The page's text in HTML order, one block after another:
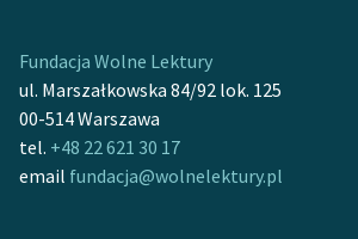
Feministyczne inspiracje.
Popularyzacja
skandynawskiej literatury
feministycznej
Fundacja Wolne Lektury
ul. Marszałkowska 84/92 lok. 125
00-514 Warszawa
tel. +48 22 621 30 17
email fundacja@wolnelektury.pl